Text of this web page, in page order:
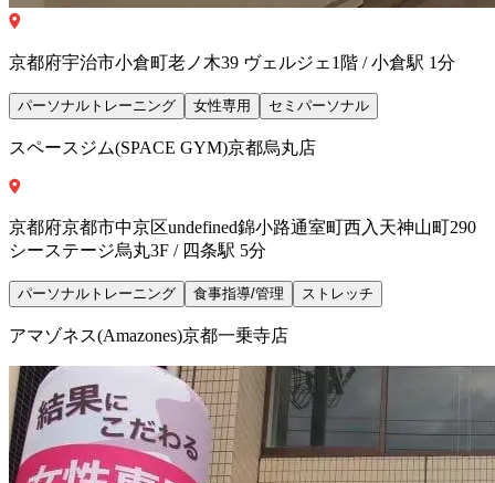
京都府宇治市小倉町老ノ木39 ヴェルジェ1階 / 小倉駅 1分
パーソナルトレーニング 女性専用 セミパーソナル
スペースジム(SPACE GYM)京都烏丸店
京都府京都市中京区undefined錦小路通室町西入天神山町290
シーステージ烏丸3F / 四条駅 5分
パーソナルトレーニング 食事指導/管理 ストレッチ
アマゾネス(Amazones)京都一乗寺店